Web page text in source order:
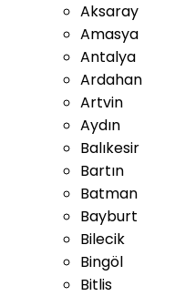
Aksaray
Amasya
Antalya
Ardahan
Artvin
Aydın
Balıkesir
Bartın
Batman
Bayburt
Bilecik
Bingöl
Bitlis